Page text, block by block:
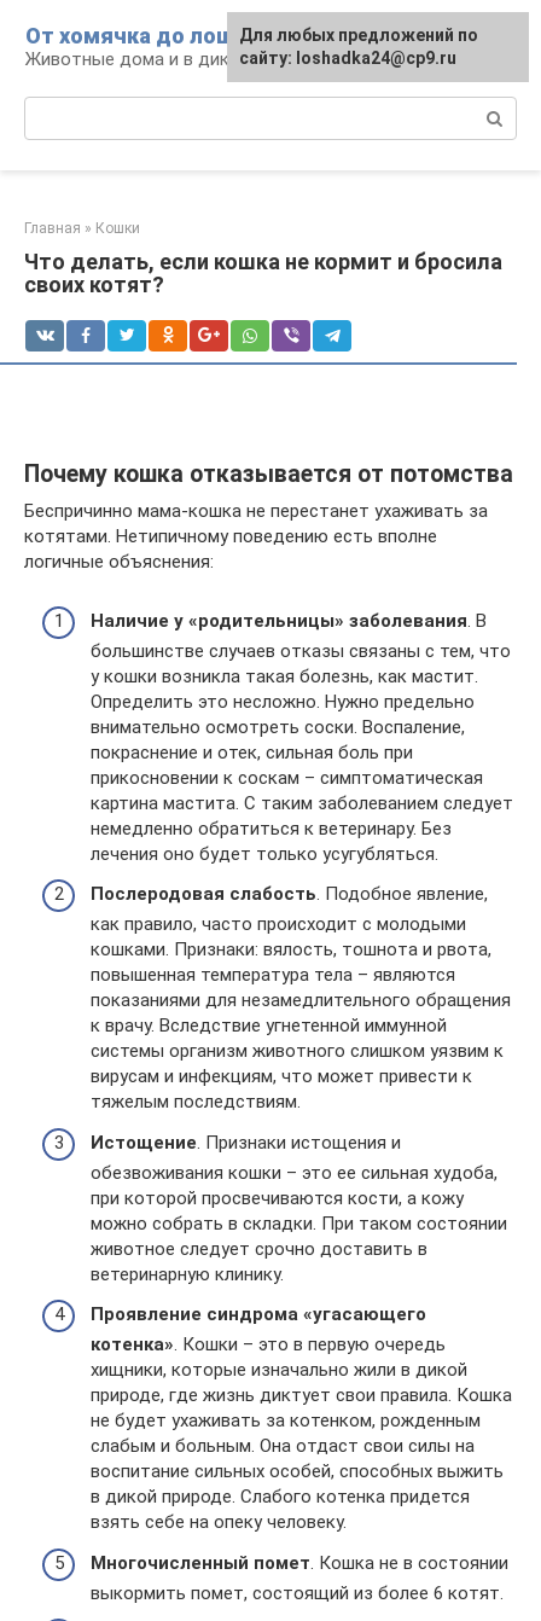
контенту
От хомячка до лошади
Животные дома и в дикой природе
Главная » Кошки
Что делать, если кошка не кормит и бросила
своих котят?
Почему кошка отказывается от потомства
Беспричинно мама-кошка не перестанет ухаживать за
котятами. Нетипичному поведению есть вполне
логичные объяснения:
Наличие у «родительницы» заболевания . В
большинстве случаев отказы связаны с тем, что
у кошки возникла такая болезнь, как мастит.
Определить это несложно. Нужно предельно
внимательно осмотреть соски. Воспаление,
покраснение и отек, сильная боль при
прикосновении к соскам – симптоматическая
картина мастита. С таким заболеванием следует
немедленно обратиться к ветеринару. Без
лечения оно будет только усугубляться.
Послеродовая слабость. Подобное явление,
как правило, часто происходит с молодыми
кошками. Признаки: вялость, тошнота и рвота,
повышенная температура тела – являются
показаниями для незамедлительного обращения
к врачу. Вследствие угнетенной иммунной
системы организм животного слишком уязвим к
вирусам и инфекциям, что может привести к
тяжелым последствиям.
Истощение . Признаки истощения и
обезвоживания кошки – это ее сильная худоба,
при которой просвечиваются кости, а кожу
можно собрать в складки. При таком состоянии
животное следует срочно доставить в
ветеринарную клинику.
Проявление синдрома «угасающего
котенка». Кошки – это в первую очередь
хищники, которые изначально жили в дикой
природе, где жизнь диктует свои правила. Кошка
не будет ухаживать за котенком, рожденным
слабым и больным. Она отдаст свои силы на
воспитание сильных особей, способных выжить
в дикой природе. Слабого котенка придется
взять себе на опеку человеку.
Многочисленный помет . Кошка не в состоянии
выкормить помет, состоящий из более 6 котят.
Для любых предложений по
сайту: loshadka24@cp9.ru